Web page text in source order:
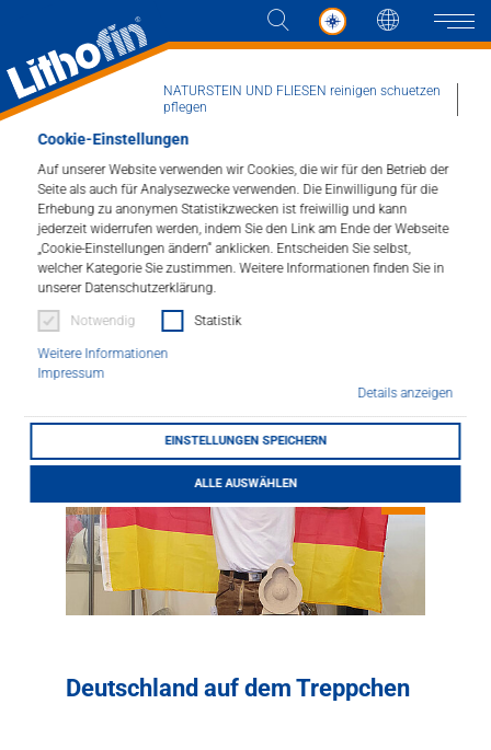
Cookie-Einstellungen
Auf unserer Website verwenden wir Cookies, die wir für den Betrieb der
Seite als auch für Analysezwecke verwenden. Die Einwilligung für die
Erhebung zu anonymen Statistikzwecken ist freiwillig und kann
jederzeit widerrufen werden, indem Sie den Link am Ende der Webseite
„Cookie-Einstellungen ändern“ anklicken. Entscheiden Sie selbst,
welcher Kategorie Sie zustimmen. Weitere Informationen finden Sie in
unserer Datenschutzerklärung.
Notwendig Statistik
Weitere Informationen
Impressum
Details anzeigen
EINSTELLUNGEN SPEICHERN
ALLE AUSWÄHLEN
Sprache
Produkte
Lösungen
Aktuelles
Unternehmen
HÄNDLERSUCHE
LITHOFINDER
Webshop
Download
NATURSTEIN UND FLIESEN reinigen schuetzen
pflegen
Weltmeisterschaft der
Berufe in Lyon
15.09.2024
Deutschland auf dem Treppchen